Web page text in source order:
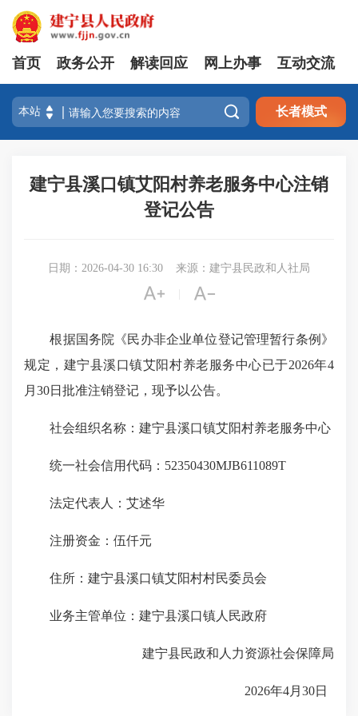
首页 政务公开 解读回应 网上办事 互动交流
 长者模式
建宁县溪口镇艾阳村养老服务中心注销
登记公告
日期：2026-04-30 16:30 来源：建宁县民政和人社局
 
根据国务院《民办非企业单位登记管理暂行条例》
规定，建宁县溪口镇艾阳村养老服务中心已于2026年4
月30日批准注销登记，现予以公告。
社会组织名称：建宁县溪口镇艾阳村养老服务中心
统一社会信用代码：52350430MJB611089T
法定代表人：艾述华
注册资金：伍仟元
住所：建宁县溪口镇艾阳村村民委员会
业务主管单位：建宁县溪口镇人民政府
建宁县民政和人力资源社会保障局
2026年4月30日